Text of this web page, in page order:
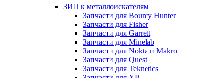
ЗИП к металлоискателям
Запчасти для Bounty Hunter
Запчасти для Fisher
Запчасти для Garrett
Запчасти для Minelab
Запчасти для Nokta и Makro
Запчасти для Quest
Запчасти для Teknetics